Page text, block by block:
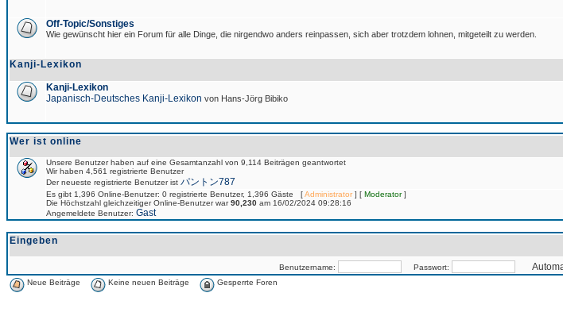
Off-Topic/Sonstiges
Wie gewünscht hier ein Forum für alle Dinge, die nirgendwo anders reinpassen, sich aber trotzdem lohnen, mitgeteilt zu werden.
Kanji-Lexikon
Kanji-Lexikon
Japanisch-Deutsches Kanji-Lexikon von Hans-Jörg Bibiko
Wer ist online
Unsere Benutzer haben auf eine Gesamtanzahl von 9,114 Beiträgen geantwortet
Wir haben 4,561 registrierte Benutzer
Der neueste registrierte Benutzer ist パントン787
Es gibt 1,396 Online-Benutzer: 0 registrierte Benutzer, 1,396 Gäste [Administrator] [ Moderator]
Die Höchstzahl gleichzeitiger Online-Benutzer war90,230 am 16/02/2024 09:28:16
Angemeldete Benutzer: Gast
Eingeben
Benutzername: Passwort:
Neue Beiträge Keine neuen Beiträge Gesperrte Foren